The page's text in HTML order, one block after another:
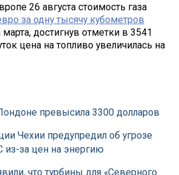
26 августа стоимость газа
за одну тысячу кубометров
достигнув отметки в 3541
цена на топливо увеличилась на
превысила 3300 долларов
Чехии предупредил об угрозе
за цен на энергию
что турбины для «Северного